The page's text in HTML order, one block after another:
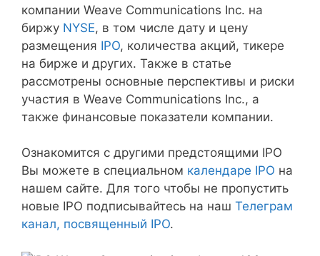
компании Weave Communications Inc. на
биржу NYSE, в том числе дату и цену
размещения IPO, количества акций, тикере
на бирже и других. Также в статье
рассмотрены основные перспективы и риски
участия в Weave Communications Inc., а
также финансовые показатели компании.
Ознакомится с другими предстоящими IPO
Вы можете в специальном календаре IPO на
нашем сайте. Для того чтобы не пропустить
новые IPO подписывайтесь на наш Телеграм
канал, посвященный IPO.